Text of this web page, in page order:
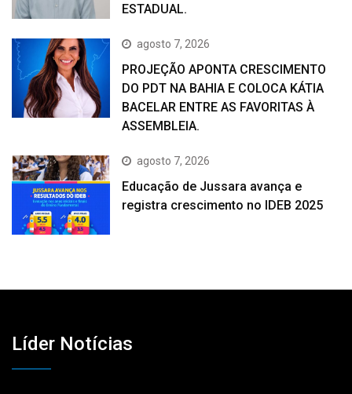
ESTADUAL.
agosto 7, 2026
PROJEÇÃO APONTA CRESCIMENTO
DO PDT NA BAHIA E COLOCA KÁTIA
BACELAR ENTRE AS FAVORITAS À
ASSEMBLEIA.
agosto 7, 2026
Educação de Jussara avança e
registra crescimento no IDEB 2025
Líder Notícias